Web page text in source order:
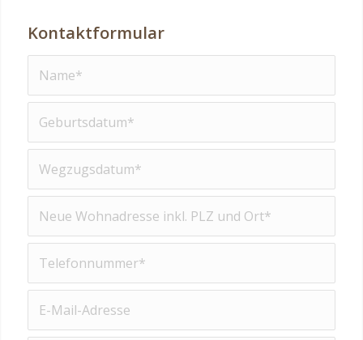
Kontaktformular